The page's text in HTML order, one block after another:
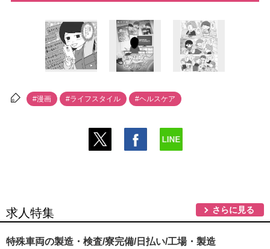
#漫画 #ライフスタイル #ヘルスケア
求人特集 さらに見る
特殊車両の製造・検査/寮完備/日払い/工場・製造